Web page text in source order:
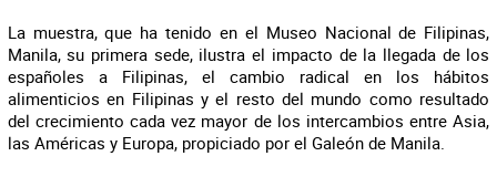
La muestra, que ha tenido en el Museo Nacional de Filipinas,
Manila, su primera sede, ilustra el impacto de la llegada de los
españoles a Filipinas, el cambio radical en los hábitos
alimenticios en Filipinas y el resto del mundo como resultado
del crecimiento cada vez mayor de los intercambios entre Asia,
las Américas y Europa, propiciado por el Galeón de Manila.